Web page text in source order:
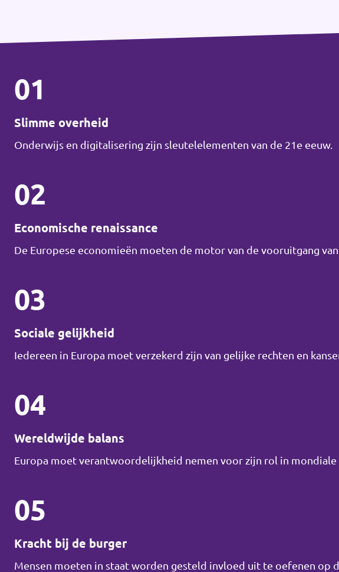
01
Slimme overheid
Onderwijs en digitalisering zijn sleutelelementen van de 21e eeuw.
02
Economische renaissance
De Europese economieën moeten de motor van de vooruitgang
03
Sociale gelijkheid
Iedereen in Europa moet verzekerd zijn van gelijke rechten en
04
Wereldwijde balans
Europa moet verantwoordelijkheid nemen voor zijn rol in
05
Kracht bij de burger
Mensen moeten in staat worden gesteld invloed uit te oefenen op